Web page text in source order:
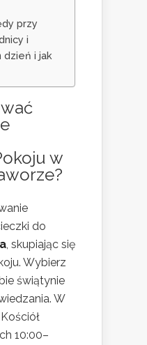
przy
i
dzień i jak
w
?
do
, skupiając się
Wybierz
świątynie
W
10:00–